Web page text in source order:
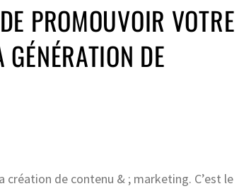
PROMOUVOIR VOTRE
DE
création de contenu & ; marketing. C’est le